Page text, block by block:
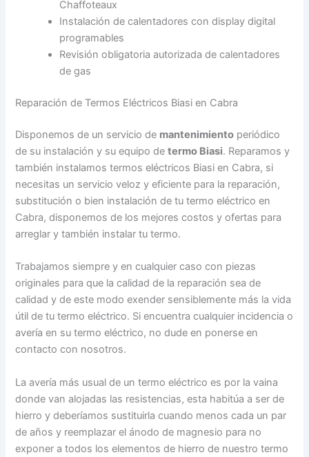
Chaffoteaux
Instalación de calentadores con display digital
programables
Revisión obligatoria autorizada de calentadores
de gas
Reparación de Termos Eléctricos Biasi en Cabra
Disponemos de un servicio de mantenimiento periódico
de su instalación y su equipo determo Biasi. Reparamos y
también instalamos termos eléctricos Biasi en Cabra, si
necesitas un servicio veloz y eficiente para la reparación,
substitución o bien instalación de tu termo eléctrico en
Cabra, disponemos de los mejores costos y ofertas para
arreglar y también instalar tu termo.
Trabajamos siempre y en cualquier caso con piezas
originales para que la calidad de la reparación sea de
calidad y de este modo exender sensiblemente más la vida
útil de tu termo eléctrico. Si encuentra cualquier incidencia o
avería en su termo eléctrico, no dude en ponerse en
contacto con nosotros.
La avería más usual de un termo eléctrico es por la vaina
donde van alojadas las resistencias, esta habitúa a ser de
hierro y deberíamos sustituirla cuando menos cada un par
de años y reemplazar el ánodo de magnesio para no
exponer a todos los elementos de hierro de nuestro termo